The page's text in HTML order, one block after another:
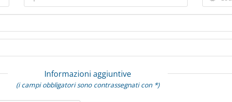
Informazioni aggiuntive
(i campi obbligatori sono contrassegnati con *)